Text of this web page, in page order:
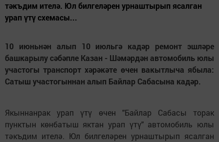
тәкъдим ителә. Юл билгеләрен урнаштырып ясалган
урап үтү схемасы...
10 июньнән алып 10 июльгә кадәр ремонт эшләре
башкарылу сәбәпле Казан - Шәмәрдән автомобиль юлы
участогы транспорт хәрәкәте өчен вакытлыча ябыла:
Сатыш участогыннан алып Байлар Сабасына кадәр.
Якыннанрак урап үтү өчен "Байлар Сабасы торак
пунктын көнбатыш яктан урап үтү" автомобиль юлы
тәкъдим ителә. Юл билгеләрен урнаштырып ясалган